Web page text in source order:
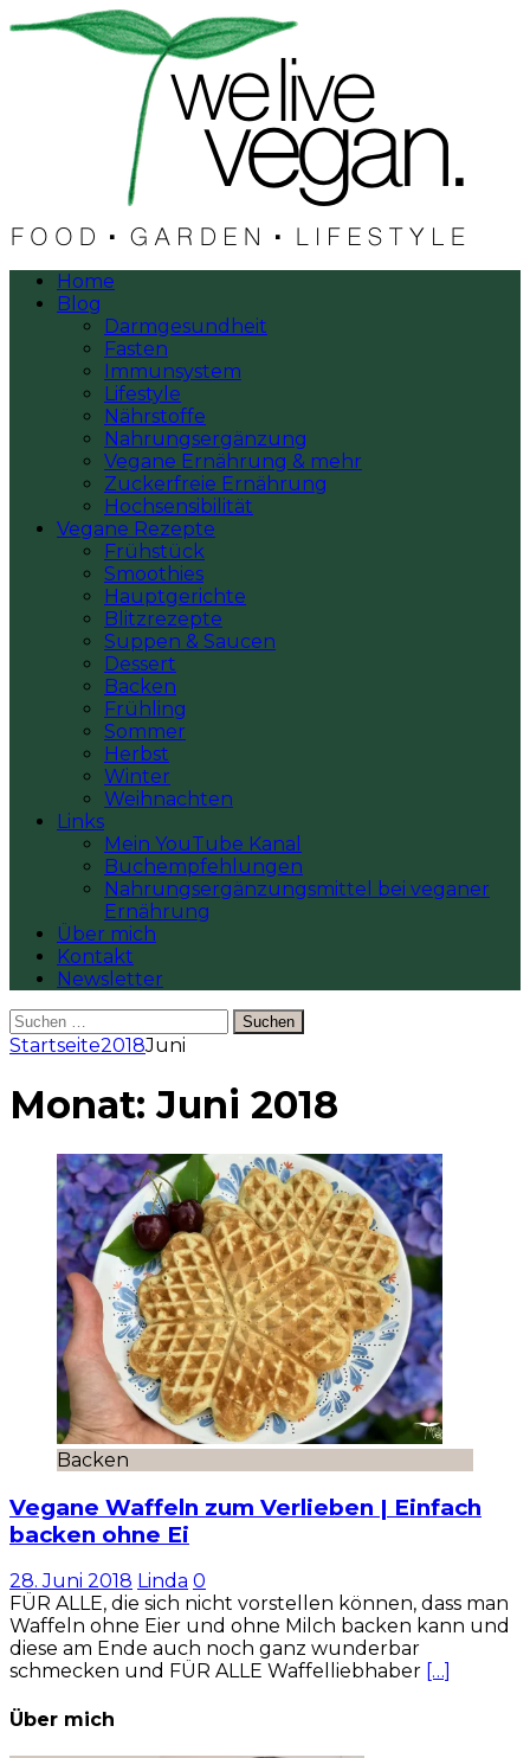
Home
Blog
Darmgesundheit
Fasten
Immunsystem
Lifestyle
Nährstoffe
Nahrungsergänzung
Vegane Ernährung & mehr
Zuckerfreie Ernährung
Hochsensibilität
Vegane Rezepte
Frühstück
Smoothies
Hauptgerichte
Blitzrezepte
Suppen & Saucen
Dessert
Backen
Frühling
Sommer
Herbst
Winter
Weihnachten
Links
Mein YouTube Kanal
Buchempfehlungen
Nahrungsergänzungsmittel bei veganer
Ernährung
Über mich
Kontakt
Newsletter
Suchen
nach:
Startseite2018Juni
Monat:Juni 2018
Backen
Vegane Waffeln zum Verlieben | Einfach
backen ohne Ei
28. Juni 2018 Linda 0
FÜR ALLE, die sich nicht vorstellen können, dass man
Waffeln ohne Eier und ohne Milch backen kann und
diese am Ende auch noch ganz wunderbar
schmecken und FÜR ALLE Waffelliebhaber […]
Über mich